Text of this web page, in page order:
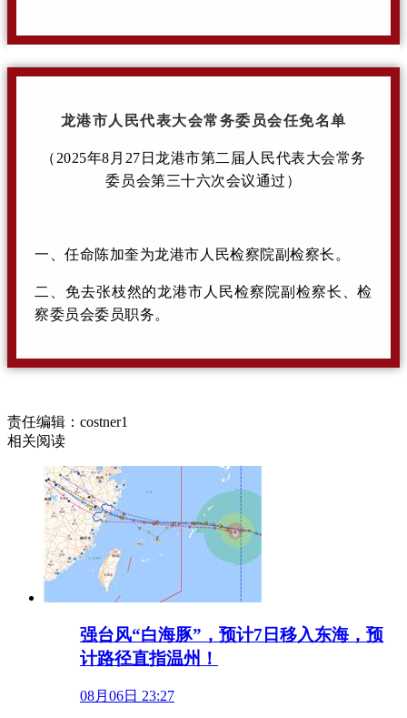
龙港市人民代表大会常务委员会任免名单
（2025年8月27日龙港市第二届人民代表大会常务
委员会第三十六次会议通过）
一、任命陈加奎为龙港市人民检察院副检察长。
二、免去张枝然的龙港市人民检察院副检察长、检
察委员会委员职务。
责任编辑：costner1
相关阅读
强台风“白海豚”，预计7日移入东海，预
计路径直指温州！
08月06日 23:27